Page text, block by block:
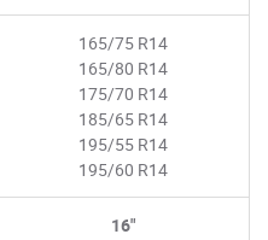
165/75 R14
165/80 R14
175/70 R14
185/65 R14
195/55 R14
195/60 R14
16"